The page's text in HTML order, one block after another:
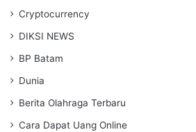
Cryptocurrency
DIKSI NEWS
BP Batam
Dunia
Berita Olahraga Terbaru
Cara Dapat Uang Online